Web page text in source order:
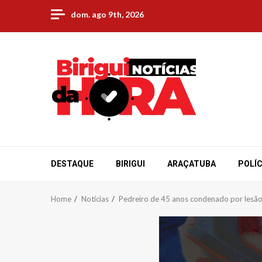
content
dom. ago 9th, 2026
DESTAQUE BIRIGUI ARAÇATUBA
Home Notícias Pedreiro de 45 anos condenado por